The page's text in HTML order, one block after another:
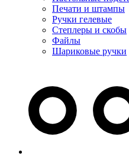
Печати и штампы
Ручки гелевые
Степлеры и скобы
Файлы
Шариковые ручки